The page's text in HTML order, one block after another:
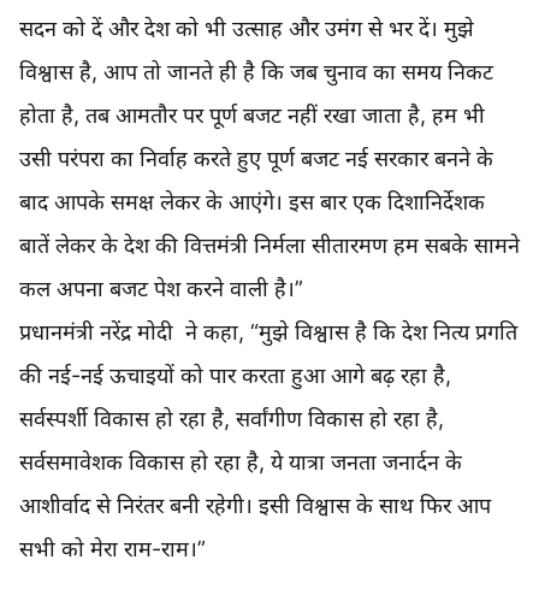
सदन को दें और देश को भी उत्साह और उमंग से भर दें। मुझे
विश्वास है, आप तो जानते ही है कि जब चुनाव का समय निकट
होता है, तब आमतौर पर पूर्ण बजट नहीं रखा जाता है, हम भी
उसी परंपरा का निर्वाह करते हुए पूर्ण बजट नई सरकार बनने के
बाद आपके समक्ष लेकर के आएंगे। इस बार एक दिशानिर्देशक
बातें लेकर के देश की वित्तमंत्री निर्मला सीतारमण हम सबके सामने
कल अपना बजट पेश करने वाली है।”
प्रधानमंत्री नरेंद्र मोदी ने कहा, “मुझे विश्वास है कि देश नित्य प्रगति
की नई-नई ऊचाइयों को पार करता हुआ आगे बढ़ रहा है,
सर्वस्पर्शी विकास हो रहा है, सर्वांगीण विकास हो रहा है,
सर्वसमावेशक विकास हो रहा है, ये यात्रा जनता जनार्दन के
आशीर्वाद से निरंतर बनी रहेगी। इसी विश्वास के साथ फिर आप
सभी को मेरा राम-राम।”